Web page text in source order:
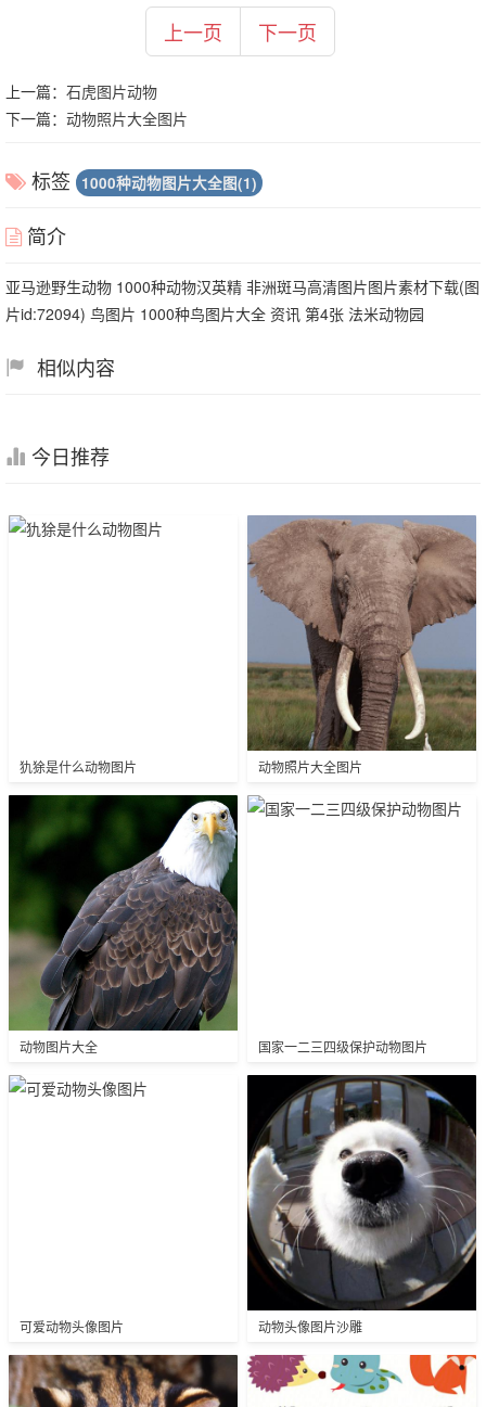
上一页 下一页
上一篇： 石虎图片动物
下一篇： 动物照片大全图片
标签 1000种动物图片大全图(1)
简介
亚马逊野生动物 1000种动物汉英精 非洲斑马高清图片图片素材下载(图
片id:72094) 鸟图片 1000种鸟图片大全 资讯 第4张 法米动物园
相似内容
今日推荐
犰狳是什么动物图片 动物照片大全图片
动物图片大全 国家一二三四级保护动物图片
可爱动物头像图片 动物头像图片沙雕